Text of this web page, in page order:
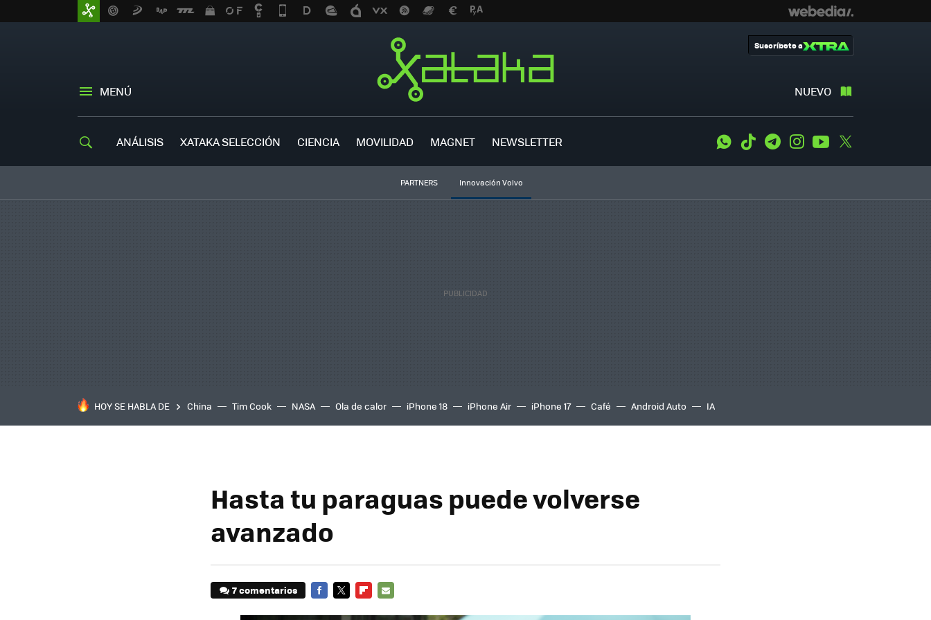
MENÚ NUEVO
Suscríbete a
ANÁLISIS XATAKA SELECCIÓN CIENCIA MOVILIDAD MAGNET NEWSLETTER WhatsApp
Tiktok TelegramInstagramYoutube
PARTNERS Innovación Volvo
HOY SE HABLA DE China Tim Cook NASA Ola de calor iPhone 18 iPhone Air iPhone 17 Café Android Auto IA
Hasta tu paraguas puede volverse
avanzado
7 comentarios